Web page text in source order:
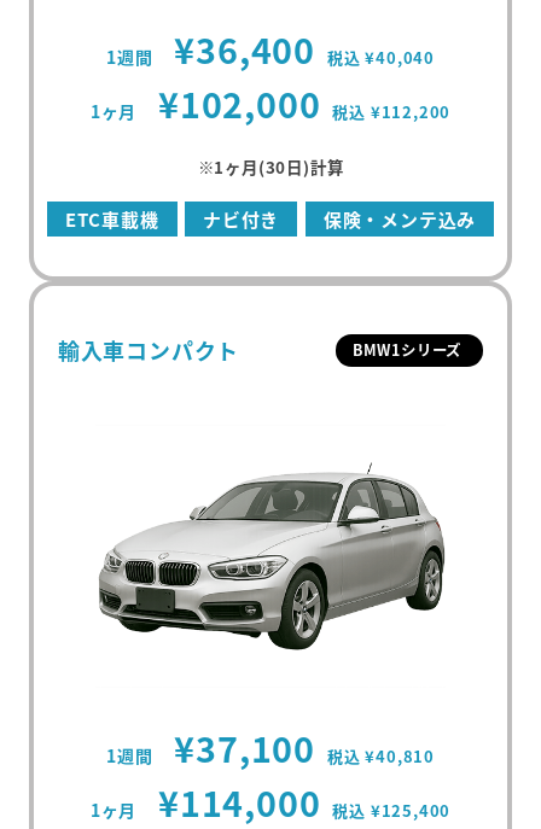
1週間 ¥36,400 税込 ¥40,040
1ヶ月 ¥102,000 税込 ¥112,200
※1ヶ月(30日)計算
ETC車載機 ナビ付き 保険・メンテ込み
輸入車コンパクト BMW1シリーズ
1週間 ¥37,100 税込 ¥40,810
1ヶ月 ¥114,000 税込 ¥125,400